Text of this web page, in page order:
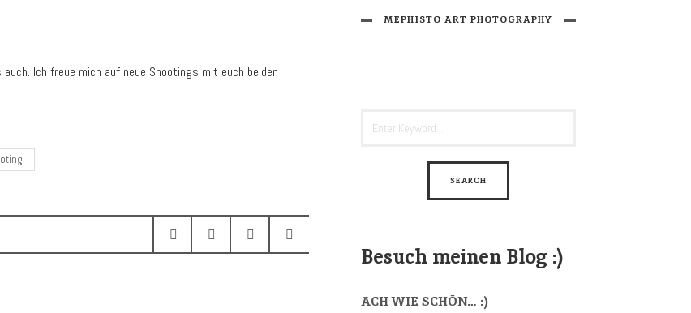
Ich freue mich auf neue Shootings mit euch beiden
MEPHISTO ART PHOTOGRAPHY
Besuch meinen Blog :)
ACH WIE SCHÖN… :)